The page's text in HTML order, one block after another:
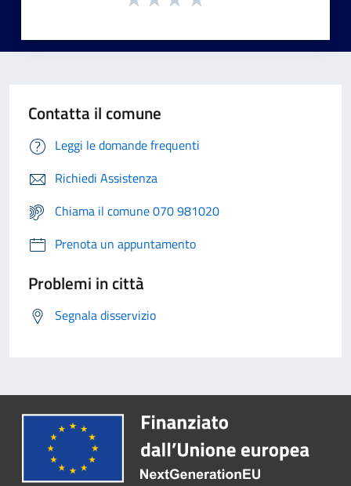
Contatta il comune
Leggi le domande frequenti
Richiedi Assistenza
Chiama il comune 070 981020
Prenota un appuntamento
Problemi in città
Segnala disservizio